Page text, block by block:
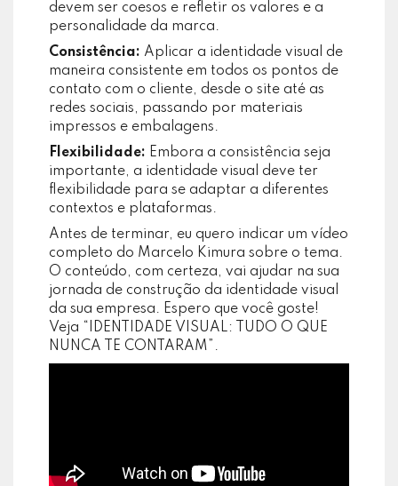
devem ser coesos e refletir os valores e a
personalidade da marca.
Consistência: Aplicar a identidade visual de
maneira consistente em todos os pontos de
contato com o cliente, desde o site até as
redes sociais, passando por materiais
impressos e embalagens.
Flexibilidade: Embora a consistência seja
importante, a identidade visual deve ter
flexibilidade para se adaptar a diferentes
contextos e plataformas.
Antes de terminar, eu quero indicar um vídeo
completo do Marcelo Kimura sobre o tema.
O conteúdo, com certeza, vai ajudar na sua
jornada de construção da identidade visual
da sua empresa. Espero que você goste!
Veja “IDENTIDADE VISUAL: TUDO O QUE
NUNCA TE CONTARAM”.